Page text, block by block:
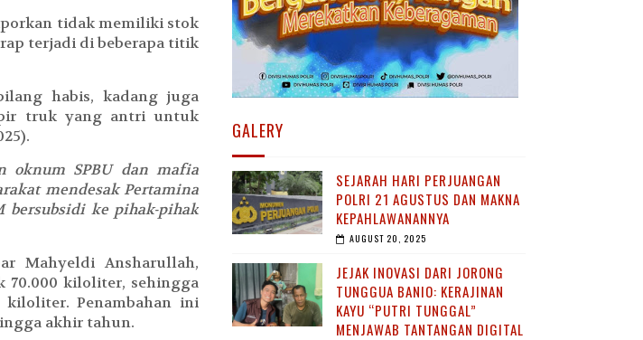
tidak memiliki stok
terjadi di beberapa titik
habis, kadang juga
truk yang antri untuk
oknum SPBU dan mafia
mendesak Pertamina
bersubsidi ke pihak-pihak
Mahyeldi Ansharullah,
70.000 kiloliter, sehingga
Penambahan ini
akhir tahun.
GALERY
SEJARAH HARI PERJUANGAN
POLRI 21 AGUSTUS DAN MAKNA
KEPAHLAWANANNYA
AUGUST 20, 2025
JEJAK INOVASI DARI JORONG
TUNGGUA BANIO: KERAJINAN
KAYU “PUTRI TUNGGAL”
MENJAWAB TANTANGAN DIGITAL